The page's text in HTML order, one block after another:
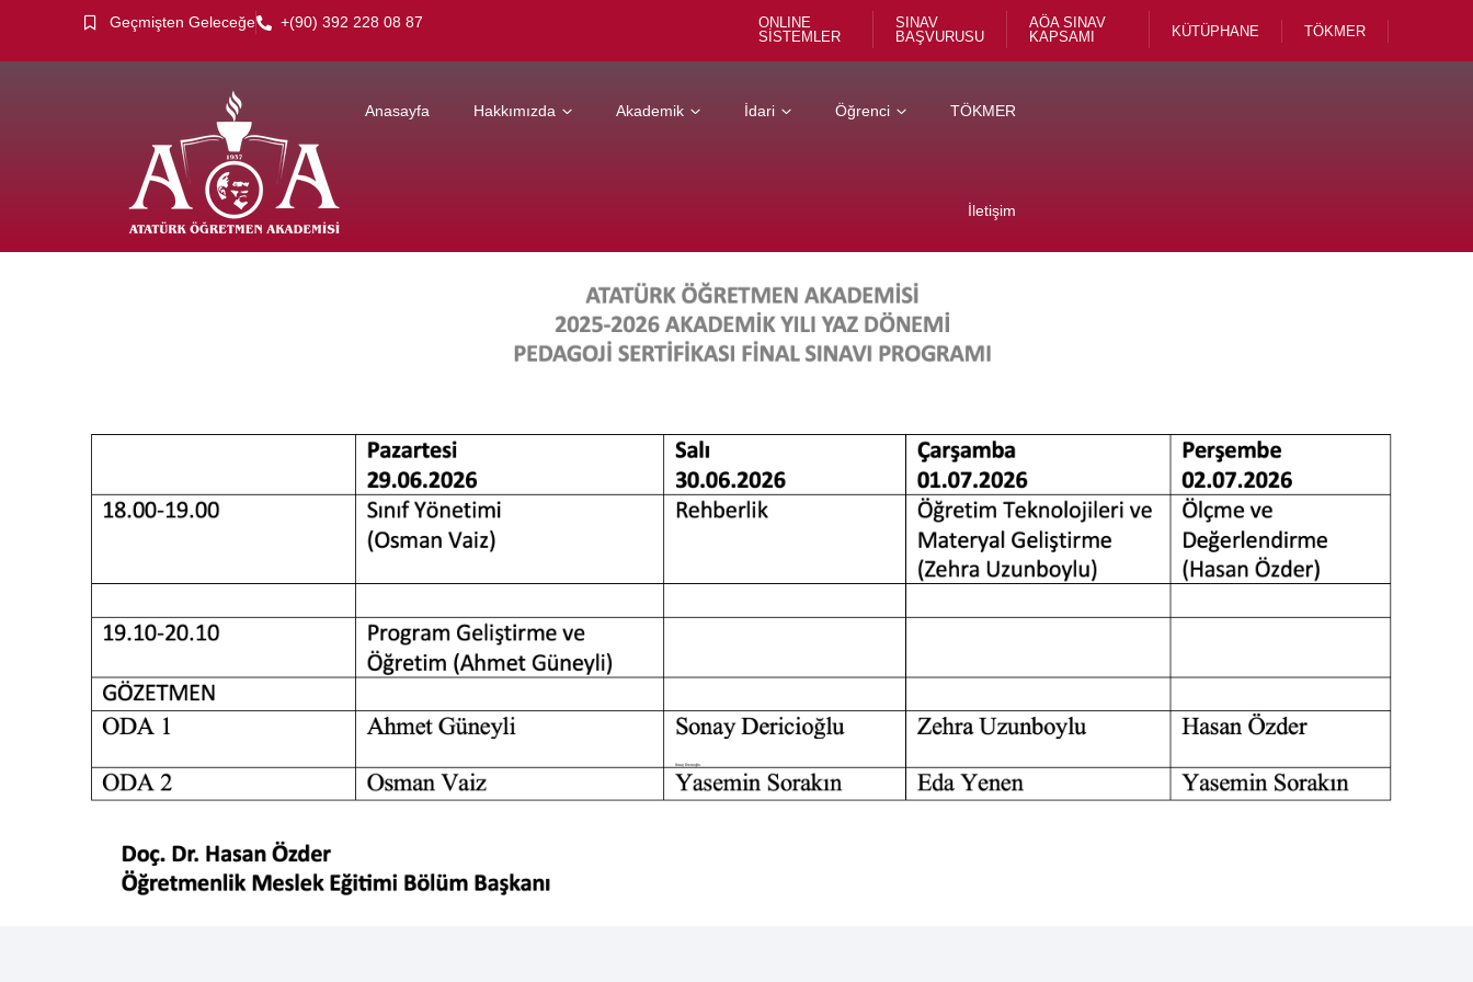
Geçmişten Geleceğe +(90) 392 228 08 87
ONLINE
SİSTEMLER
SINAV
BAŞVURUSU
AÖA SINAV
KAPSAMI
KÜTÜPHANE TÖKMER
Anasayfa Hakkımızda Akademik İdari Öğrenci TÖKMER
İletişim